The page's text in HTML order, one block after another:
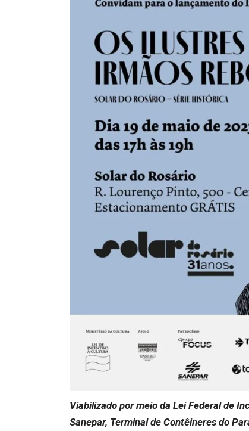
Viabilizado por meio da Lei Federal de
Sanepar, Terminal de Contêineres do